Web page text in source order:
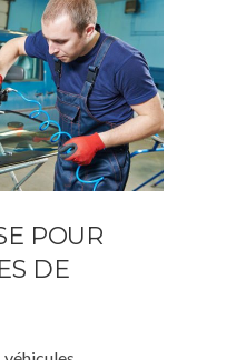
POUR
DE